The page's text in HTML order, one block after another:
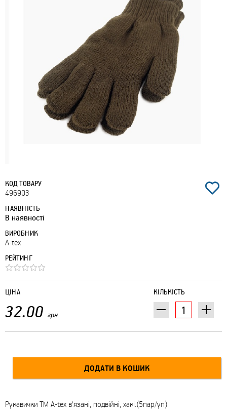
КОД ТОВАРУ
496903
НАЯВНІСТЬ
В наявності
ВИРОБНИК
A-tex
РЕЙТИНГ
КІЛЬКІСТЬ
ЦІНА
32.00 грн.
Рукавички ТМ A-tex в'язані, подвійні, хакі.(5пар/уп)